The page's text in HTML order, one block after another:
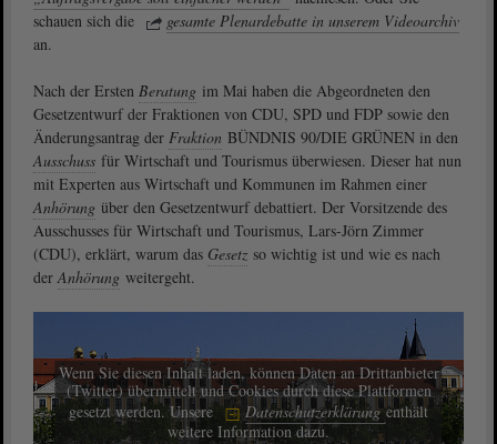
schauen sich die
gesamte Plenardebatte in unserem Videoarchiv
an.
Nach der Ersten Beratung im Mai haben die Abgeordneten den
Gesetzentwurf der Fraktionen von CDU, SPD und FDP sowie den
Änderungsantrag der Fraktion BÜNDNIS 90/DIE GRÜNEN in den
Ausschuss für Wirtschaft und Tourismus überwiesen. Dieser hat nun
mit Experten aus Wirtschaft und Kommunen im Rahmen einer
Anhörung über den Gesetzentwurf debattiert. Der Vorsitzende des
Ausschusses für Wirtschaft und Tourismus, Lars-Jörn Zimmer
(CDU), erklärt, warum das Gesetz so wichtig ist und wie es nach
derAnhörung weitergeht.
Wenn Sie diesen Inhalt laden, können Daten an Drittanbieter
(Twitter) übermittelt und Cookies durch diese Plattformen
gesetzt werden. Unsere
Datenschutzerklärungenthält
weitere Information dazu.